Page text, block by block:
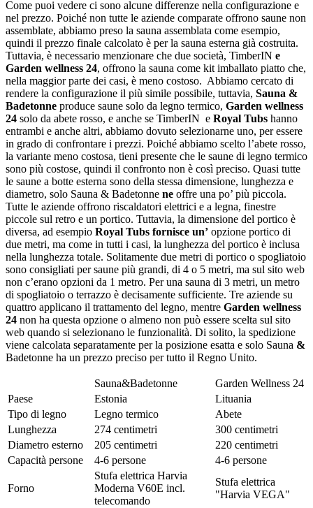
Come puoi vedere ci sono alcune differenze nella configurazione e
nel prezzo. Poiché non tutte le aziende comparate offrono saune non
assemblate, abbiamo preso la sauna assemblata come esempio,
quindi il prezzo finale calcolato è per la sauna esterna già costruita.
Tuttavia, è necessario menzionare che due società, TimberIN e
Garden wellness 24, offrono la sauna come kit imballato piatto che,
nella maggior parte dei casi, è meno costoso. Abbiamo cercato di
rendere la configurazione il più simile possibile, tuttavia, Sauna &
Badetonne produce saune solo da legno termico, Garden wellness
24 solo da abete rosso, e anche se TimberIN e Royal Tubs hanno
entrambi e anche altri, abbiamo dovuto selezionarne uno, per essere
in grado di confrontare i prezzi. Poiché abbiamo scelto l’abete rosso,
la variante meno costosa, tieni presente che le saune di legno termico
sono più costose, quindi il confronto non è così preciso. Quasi tutte
le saune a botte esterna sono della stessa dimensione, lunghezza e
diametro, solo Sauna & Badetonne ne offre una po’ più piccola.
Tutte le aziende offrono riscaldatori elettrici e a legna, finestre
piccole sul retro e un portico. Tuttavia, la dimensione del portico è
diversa, ad esempio Royal Tubs fornisce un’ opzione portico di
due metri, ma come in tutti i casi, la lunghezza del portico è inclusa
nella lunghezza totale. Solitamente due metri di portico o spogliatoio
sono consigliati per saune più grandi, di 4 o 5 metri, ma sul sito web
non c’erano opzioni da 1 metro. Per una sauna di 3 metri, un metro
di spogliatoio o terrazzo è decisamente sufficiente. Tre aziende su
quattro applicano il trattamento del legno, mentre Garden wellness
24 non ha questa opzione o almeno non può essere scelta sul sito
web quando si selezionano le funzionalità. Di solito, la spedizione
viene calcolata separatamente per la posizione esatta e solo Sauna &
Badetonne ha un prezzo preciso per tutto il Regno Unito.
Sauna&Badetonne
Garden Wellness 24
Paese
Estonia
Lituania
Tipo di legno
Legno termico
Abete
Lunghezza
274 centimetri
300 centimetri
Diametro esterno
205 centimetri
220 centimetri
Capacità persone
4-6 persone 4-6 persone
Forno
Stufa elettrica Harvia
Moderna V60E incl.
telecomando
Stufa elettrica
"Harvia VEGA"